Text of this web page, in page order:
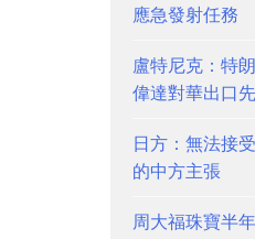
應急發射任務
盧特尼克：特
偉達對華出口
日方：無法接
的中方主張
周大福珠寶半